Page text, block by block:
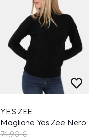
YES ZEE
Maglione Yes Zee Nero
74,90€